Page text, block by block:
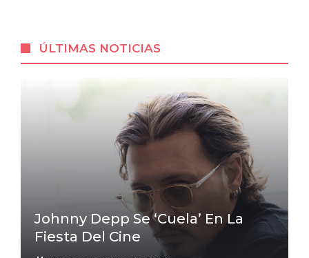
ÚLTIMAS NOTICIAS
Johnny Depp Se ‘cuela’ En La
Fiesta Del Cine